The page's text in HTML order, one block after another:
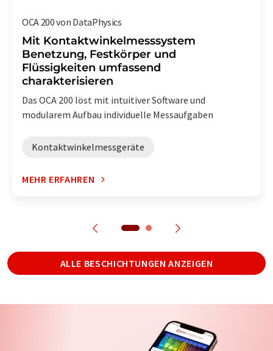
OCA 200 von DataPhysics
Mit Kontaktwinkelmesssystem
Benetzung, Festkörper und
Flüssigkeiten umfassend
charakterisieren
Das OCA 200 löst mit intuitiver Software und
modularem Aufbau individuelle Messaufgaben
Kontaktwinkelmessgeräte
MEHR ERFAHREN
ALLE BESCHICHTUNGEN ANZEIGEN